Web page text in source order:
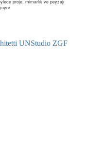
proje, mimarlık ve peyzajı
UNStudio ZGF